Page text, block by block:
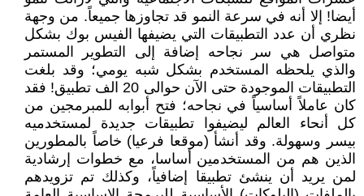
أيضا! إلا أنه في سرعة النمو قد تجاوزها جميعاً. من وجهة
نظري أن عدد التطبيقات التي يضيفها الفيس بوك بشكل
متواصل هي سر نجاحه إضافة إلى التطوير المستمر
والذي يلحظه المستخدم بشكل شبه يومي؛ وقد بلغت
التطبيقات الموجودة حتى الآن حوالى 20 الف تطبيق! فقد
كان عاملاً أساسياً في نجاحه؛ فتح أبوابه للمبرمجين من
كل أنحاء العالم ليضيفوا تطبيقات جديدة لمستخدميه
بيسر وسهولة. وقد أنشأ (موقعا فرعيا) خاصاً بالمطورين
الذين هم من المستخدمين أساسا، مع خطوات إرشادية
لمن يريد أن ينشئ تطبيقا إضافياً، وكذلك تم تزويدهم